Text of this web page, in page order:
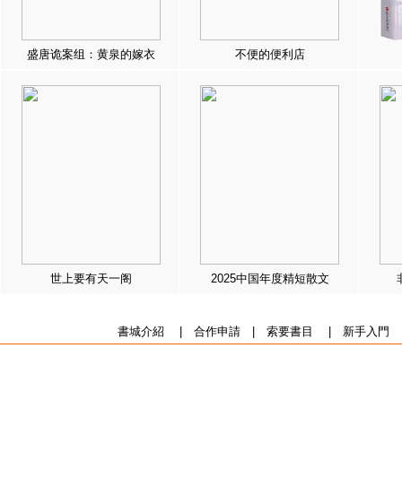
盛唐诡案组：黄泉的嫁衣 不便的便利店
世上要有天一阁 2025中国年度精短散文
書城介紹 合作申請| 索要書目 新手入門